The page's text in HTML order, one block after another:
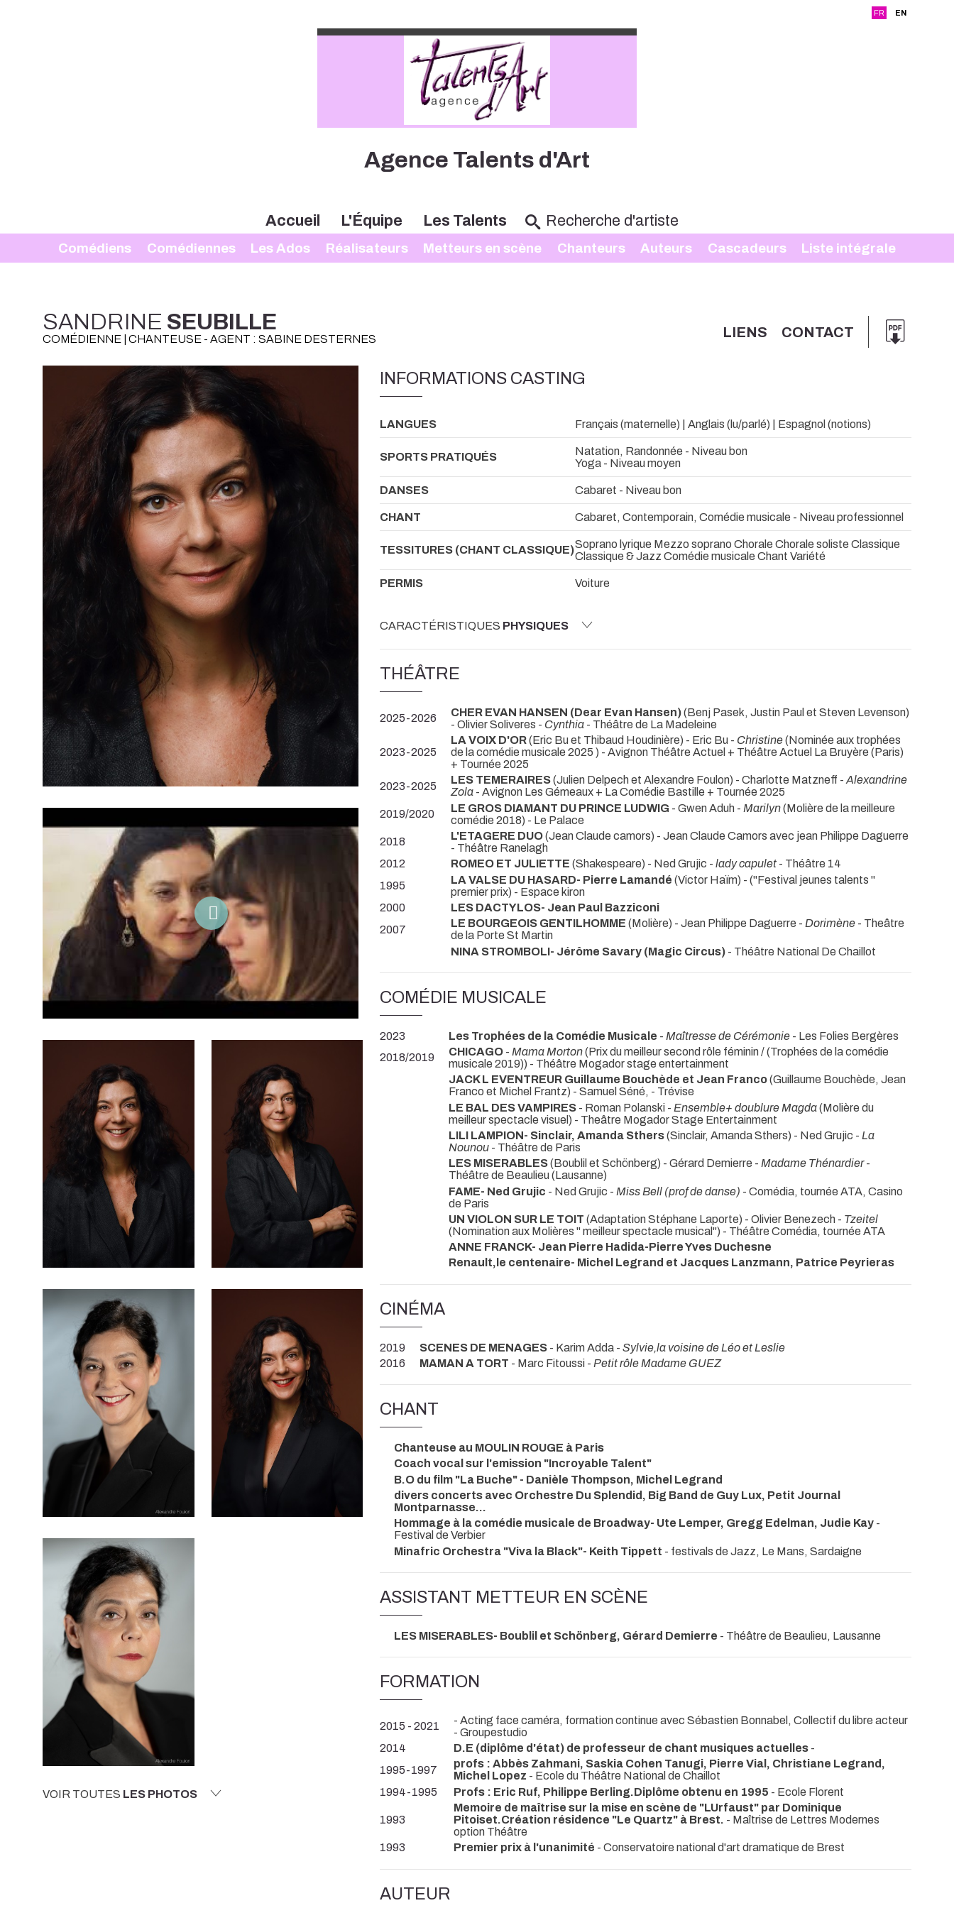
FR EN
Agence Talents d'Art
Accueil L'Équipe Les Talents
Comédiens Comédiennes Les Ados Réalisateurs Metteurs en scène Chanteurs Auteurs Cascadeurs Liste intégrale
SANDRINE SEUBILLE
COMÉDIENNE | CHANTEUSE - AGENT : SABINE DESTERNES LIENS CONTACT
VOIR TOUTES LES PHOTOS
INFORMATIONS CASTING
LANGUES Français (maternelle) | Anglais (lu/parlé) | Espagnol (notions)
SPORTS PRATIQUÉS
Natation, Randonnée - Niveau bon
Yoga - Niveau moyen
DANSES Cabaret - Niveau bon
CHANT Cabaret, Contemporain, Comédie musicale - Niveau professionnel
TESSITURES (CHANT CLASSIQUE)Soprano lyrique Mezzo soprano Chorale Chorale soliste Classique
Classique & Jazz Comédie musicale Chant Variété
PERMIS Voiture
CARACTÉRISTIQUES PHYSIQUES
THÉÂTRE
2025-2026 CHER EVAN HANSEN (Dear Evan Hansen)(Benj Pasek, Justin Paul et Steven Levenson)
- Olivier Soliveres - Cynthia - Théâtre de La Madeleine
2023-2025
LA VOIX D'OR(Eric Bu et Thibaud Houdinière) - Eric Bu - Christine(Nominée aux trophées
de la comédie musicale 2025 ) - Avignon Théâtre Actuel + Théâtre Actuel La Bruyère (Paris)
+ Tournée 2025
2023-2025
LES TEMERAIRES(Julien Delpech et Alexandre Foulon) - Charlotte Matzneff - Alexandrine
Zola - Avignon Les Gémeaux + La Comédie Bastille + Tournée 2025
2019/2020
LE GROS DIAMANT DU PRINCE LUDWIG - Gwen Aduh - Marilyn(Molière de la meilleure
comédie 2018) - Le Palace
2018
L'ETAGERE DUO(Jean Claude camors) - Jean Claude Camors avec jean Philippe Daguerre
- Théâtre Ranelagh
2012
ROMEO ET JULIETTE (Shakespeare) - Ned Grujic - lady capulet - Théâtre 14
1995
LA VALSE DU HASARD- Pierre Lamandé (Victor Haïm) - ("Festival jeunes talents "
premier prix) - Espace kiron
2000
LES DACTYLOS- Jean Paul Bazziconi
2007
LE BOURGEOIS GENTILHOMME (Molière) - Jean Philippe Daguerre - Dorimène - Theâtre
de la Porte St Martin
NINA STROMBOLI- Jérôme Savary (Magic Circus) - Théâtre National De Chaillot
COMÉDIE MUSICALE
2023 Les Trophées de la Comédie Musicale - Maîtresse de Cérémonie - Les Folies Bergères
2018/2019
CHICAGO - Mama Morton(Prix du meilleur second rôle féminin / (Trophées de la comédie
musicale 2019)) - Théâtre Mogador stage entertainment
JACK L EVENTREUR Guillaume Bouchède et Jean Franco(Guillaume Bouchède, Jean
Franco et Michel Frantz) - Samuel Séné, - Trévise
LE BAL DES VAMPIRES - Roman Polanski - Ensemble+ doublure Magda(Molière du
meilleur spectacle visuel) - Theâtre Mogador Stage Entertainment
LILI LAMPION- Sinclair, Amanda Sthers(Sinclair, Amanda Sthers) - Ned Grujic - La
Nounou - Théâtre de Paris
LES MISERABLES(Boublil et Schönberg) - Gérard Demierre - Madame Thénardier-
Théâtre de Beaulieu (Lausanne)
FAME- Ned Grujic - Ned Grujic - Miss Bell (prof de danse) - Comédia, tournée ATA, Casino
de Paris
UN VIOLON SUR LE TOIT (Adaptation Stéphane Laporte) - Olivier Benezech - Tzeitel
(Nomination aux Molières " meilleur spectacle musical") - Théâtre Comédia, tournée ATA
ANNE FRANCK- Jean Pierre Hadida-Pierre Yves Duchesne
Renault,le centenaire- Michel Legrand et Jacques Lanzmann, Patrice Peyrieras
CINÉMA
2019 SCENES DE MENAGES - Karim Adda - Sylvie,la voisine de Léo et Leslie
2016
MAMAN A TORT - Marc Fitoussi - Petit rôle Madame GUEZ
CHANT
Chanteuse au MOULIN ROUGE à Paris
Coach vocal sur l'emission "Incroyable Talent"
B.O du film "La Buche" - Danièle Thompson, Michel Legrand
divers concerts avec Orchestre Du Splendid, Big Band de Guy Lux, Petit Journal
Montparnasse...
Hommage à la comédie musicale de Broadway- Ute Lemper, Gregg Edelman, Judie Kay -
Festival de Verbier
Minafric Orchestra "Viva la Black"- Keith Tippett - festivals de Jazz, Le Mans, Sardaigne
ASSISTANT METTEUR EN SCÈNE
LES MISERABLES- Boublil et Schönberg, Gérard Demierre - Théâtre de Beaulieu, Lausanne
FORMATION
2015 - 2021
- Acting face caméra, formation continue avec Sébastien Bonnabel, Collectif du libre acteur
- Groupestudio
2014
D.E (diplôme d'état) de professeur de chant musiques actuelles -
1995-1997
profs : Abbès Zahmani, Saskia Cohen Tanugi, Pierre Vial, Christiane Legrand,
Michel Lopez - Ecole du Théâtre National de Chaillot
1994-1995
Profs : Eric Ruf, Philippe Berling.Diplôme obtenu en 1995 - Ecole Florent
1993
Memoire de maîtrise sur la mise en scène de "LUrfaust" par Dominique
Pitoiset.Création résidence "Le Quartz" à Brest. - Maîtrise de Lettres Modernes
option Théâtre
1993
Premier prix à l'unanimité - Conservatoire national d'art dramatique de Brest
AUTEUR